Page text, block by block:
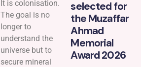
It is colonisation.
The goal is no
longer to
understand the
universe but to
secure mineral
selected for
the Muzaffar
Ahmad
Memorial
Award 2026